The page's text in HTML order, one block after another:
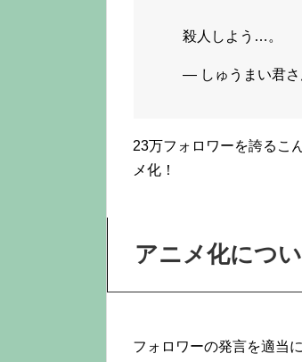
殺人しよう…。
— しゅうまい君さ
23万フォロワーを誇るこ
メ化！
アニメ化につ
フォロワーの発言を適当